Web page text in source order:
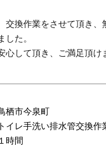
交換作業をさせて頂き、
した。
心して頂き、ご満足頂け
栖市今泉町
イレ手洗い排水管交換作
時間